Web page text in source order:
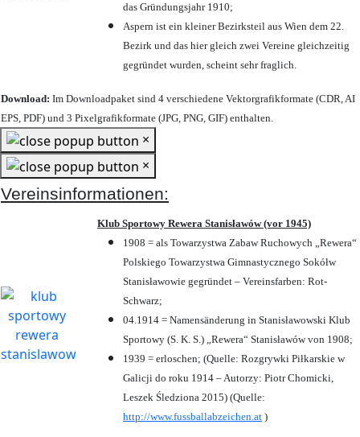
das Gründungsjahr 1910;
Aspern ist ein kleiner Bezirksteil aus Wien dem 22.
Bezirk und das hier gleich zwei Vereine gleichzeitig
gegründet wurden, scheint sehr fraglich.
Download: Im Downloadpaket sind 4 verschiedene Vektorgrafikformate (CDR, AI
EPS, PDF) und 3 Pixelgrafikformate (JPG, PNG, GIF) enthalten.
×
×
Vereinsinformationen:
Klub Sportowy Rewera Stanisławów (vor 1945)
1908 = als Towarzystwa Zabaw Ruchowych „Rewera“
Polskiego Towarzystwa Gimnastycznego Sokółw
Stanisławowie gegründet – Vereinsfarben: Rot-
Schwarz;
04.1914 = Namensänderung in Stanisławowski Klub
Sportowy (S. K. S.) „Rewera“ Stanisławów von 1908;
1939 = erloschen; (Quelle: Rozgrywki Piłkarskie w
Galicji do roku 1914 – Autorzy: Piotr Chomicki,
Leszek Śledziona 2015) (Quelle:
http://www.fussballabzeichen.at )